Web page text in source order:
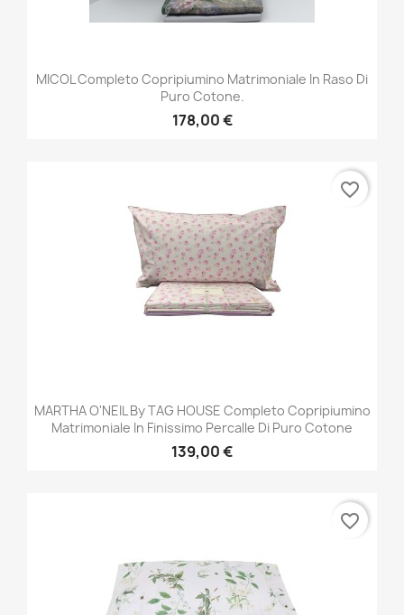
MICOL Completo Copripiumino Matrimoniale In Raso Di
Puro Cotone.
178,00 €
MARTHA O'NEIL By TAG HOUSE Completo Copripiumino
Matrimoniale In Finissimo Percalle Di Puro Cotone
139,00 €
favorite_border
favorite_border